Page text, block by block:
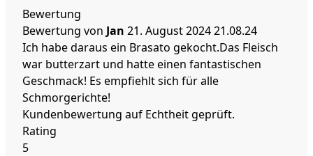
Bewertung
Bewertung von Jan 21. August 202421.08.24
Ich habe daraus ein Brasato gekocht.Das Fleisch
war butterzart und hatte einen fantastischen
Geschmack! Es empfiehlt sich für alle
Schmorgerichte!
Kundenbewertung auf Echtheit geprüft.
Rating
5